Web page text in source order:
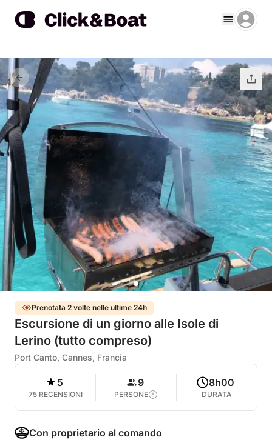
Prenotata 2 volte nelle ultime 24h
Escursione di un giorno alle Isole di
Lerino (tutto compreso)
Port Canto, Cannes, Francia
5
75 RECENSIONI
9
PERSONE
8h00
DURATA
Con proprietario al comando